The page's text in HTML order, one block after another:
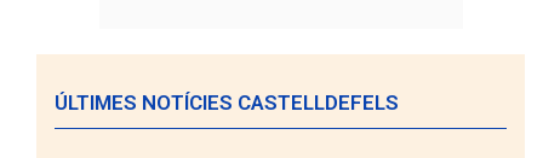
ÚLTIMES NOTÍCIES CASTELLDEFELS